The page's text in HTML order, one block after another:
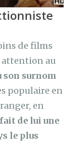
de films
attention au
son surnom
populaire en
en
de lui une
le plus